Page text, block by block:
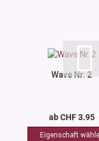
Wave Nr. 2
ab CHF 3.95